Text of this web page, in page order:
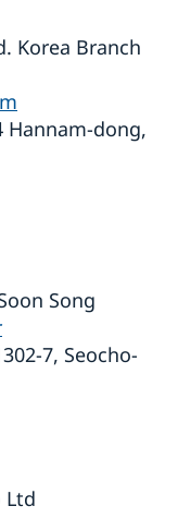
Korea Branch
Hannam-dong,
Song
7, Seocho-
Ltd